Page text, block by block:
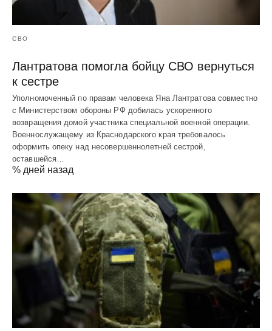
СВО
Лантратова помогла бойцу СВО вернуться
к сестре
Уполномоченный по правам человека Яна Лантратова совместно
с Министерством обороны РФ добилась ускоренного
возвращения домой участника специальной военной операции.
Военнослужащему из Краснодарского края требовалось
оформить опеку над несовершеннолетней сестрой,
оставшейся…
% дней назад